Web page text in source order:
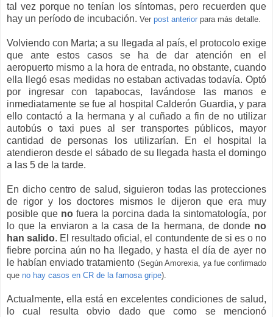
tal vez porque no tenían los síntomas, pero recuerden que
hay un período de incubación. Ver post anterior para más detalle.
Volviendo con Marta; a su llegada al país, el protocolo exige
que ante estos casos se ha de dar atención en el
aeropuerto mismo a la hora de entrada, no obstante, cuando
ella llegó esas medidas no estaban activadas todavía. Optó
por ingresar con tapabocas, lavándose las manos e
inmediatamente se fue al hospital Calderón Guardia, y para
ello contactó a la hermana y al cuñado a fin de no utilizar
autobús o taxi pues al ser transportes públicos, mayor
cantidad de personas los utilizarían. En el hospital la
atendieron desde el sábado de su llegada hasta el domingo
a las 5 de la tarde.
En dicho centro de salud, siguieron todas las protecciones
de rigor y los doctores mismos le dijeron que era muy
posible que no fuera la porcina dada la sintomatología, por
lo que la enviaron a la casa de la hermana, de donde no
han salido. El resultado oficial, el contundente de si es o no
fiebre porcina aún no ha llegado, y hasta el día de ayer no
le habían enviado tratamiento (Según Amorexia, ya fue confirmado
que no hay casos en CR de la famosa gripe).
Actualmente, ella está en excelentes condiciones de salud,
lo cual resulta obvio dado que como se mencionó